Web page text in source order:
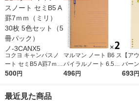
コクヨ キャンパスノ
ート セミB5 A罫7ｍｍ
（ミリ） 30枚 5色セ
500円
マルマン ノート B6 ス
パイラルノート 6.5m
m横罫 80枚 N238ES
496円
【ア
バー
リフ
693円
最近見た商品